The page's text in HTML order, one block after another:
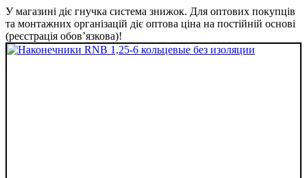
У магазині діє гнучка система знижок. Для оптових покупців
та монтажних організацій діє оптова ціна на постійній основі
(реєстрація обов’язкова)!